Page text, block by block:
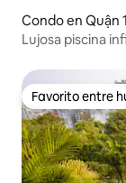
Condo en Quận 1
Lujosa piscina
Favorito entre
Favorito entre